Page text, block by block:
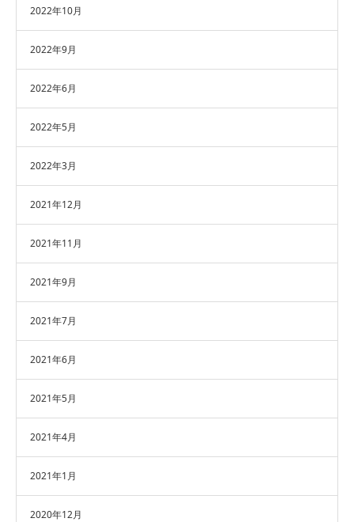
2022年10月
2022年9月
2022年6月
2022年5月
2022年3月
2021年12月
2021年11月
2021年9月
2021年7月
2021年6月
2021年5月
2021年4月
2021年1月
2020年12月